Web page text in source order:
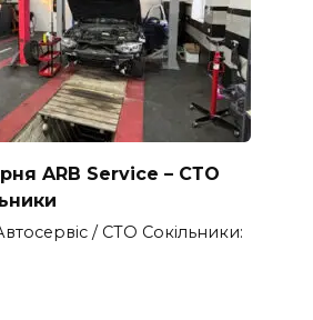
ARB Service – СТО
/ СТО Сокільники: